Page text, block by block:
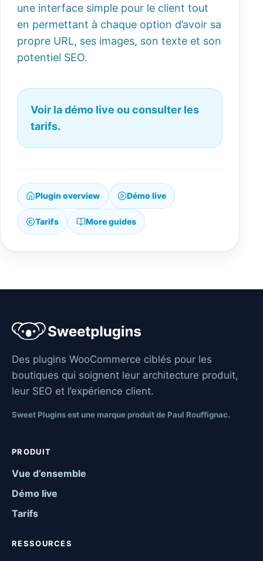
une interface simple pour le client tout
en permettant à chaque option d’avoir sa
propre URL, ses images, son texte et son
potentiel SEO.
Voir la démo live ou consulter les
tarifs.
Plugin overview Démo live
Tarifs More guides
Des plugins WooCommerce ciblés pour les
boutiques qui soignent leur architecture produit,
leur SEO et l’expérience client.
Sweet Plugins est une marque produit de Paul Rouffignac.
PRODUIT
Vue d’ensemble
Démo live
Tarifs
RESSOURCES